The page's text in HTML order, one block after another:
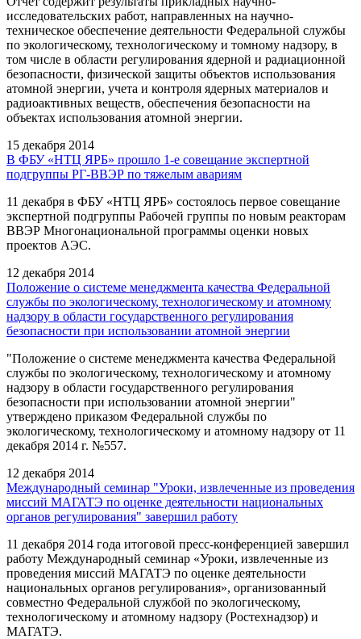
исследовательских работ, направленных на научно-
техническое обеспечение деятельности Федеральной службы
по экологическому, технологическому и томному надзору, в
том числе в области регулирования ядерной и радиационной
безопасности, физической защиты объектов использования
атомной энергии, учета и контроля ядерных материалов и
радиоактивных веществ, обеспечения безопасности на
объектах использования атомной энергии.
15 декабря 2014
В ФБУ «НТЦ ЯРБ» прошло 1-е совещание экспертной
подгруппы РГ-ВВЭР по тяжелым авариям
11 декабря в ФБУ «НТЦ ЯРБ» состоялось первое совещание
экспертной подгруппы Рабочей группы по новым реакторам
ВВЭР Многонациональной программы оценки новых
проектов АЭС.
12 декабря 2014
Положение о системе менеджмента качества Федеральной
службы по экологическому, технологическому и атомному
надзору в области государственного регулирования
безопасности при использовании атомной энергии
"Положение о системе менеджмента качества Федеральной
службы по экологическому, технологическому и атомному
надзору в области государственного регулирования
безопасности при использовании атомной энергии"
утверждено приказом Федеральной службы по
экологическому, технологическому и атомному надзору от 11
декабря 2014 г. №557.
12 декабря 2014
Международный семинар "Уроки, извлеченные из проведения
миссий МАГАТЭ по оценке деятельности национальных
органов регулирования" завершил работу
11 декабря 2014 года итоговой пресс-конференцией завершил
работу Международный семинар «Уроки, извлеченные из
проведения миссий МАГАТЭ по оценке деятельности
национальных органов регулирования», организованный
совместно Федеральной службой по экологическому,
технологическому и атомному надзору (Ростехнадзор) и
МАГАТЭ.